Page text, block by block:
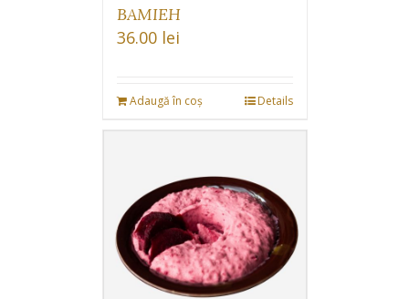
BAMIEH
36.00 lei
Adaugă în coș Details